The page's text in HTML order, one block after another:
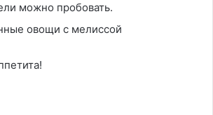
можно пробовать.